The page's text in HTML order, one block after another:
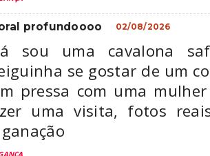
oral profundoooo 02/08/2026
sou uma cavalona
se gostar de um
pressa com uma
uma visita, fotos